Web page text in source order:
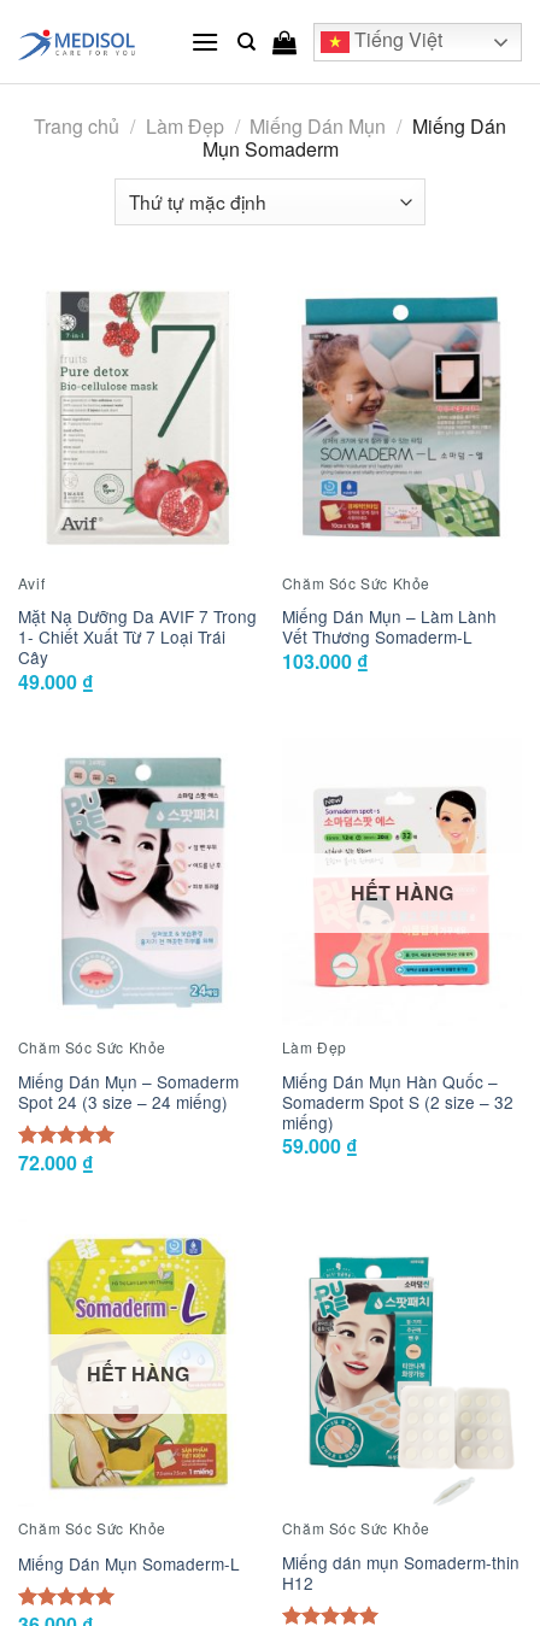
content
Tiếng Việt
Trang chủ / Làm Đẹp / Miếng Dán Mụn / Miếng Dán
Mụn Somaderm
Avif
Mặt Nạ Dưỡng Da AVIF 7 Trong
1- Chiết Xuất Từ 7 Loại Trái
Cây
49.000 ₫
Chăm Sóc Sức Khỏe
Miếng Dán Mụn – Làm Lành
Vết Thương Somaderm-L
103.000 ₫
Chăm Sóc Sức Khỏe
Miếng Dán Mụn – Somaderm
Spot 24 (3 size – 24 miếng)
Được xếp
72.000 ₫
HẾT HÀNG
Làm Đẹp
Miếng Dán Mụn Hàn Quốc –
Somaderm Spot S (2 size – 32
miếng)
59.000 ₫
HẾT HÀNG
Chăm Sóc Sức Khỏe
Miếng Dán Mụn Somaderm-L
Chăm Sóc Sức Khỏe
Miếng dán mụn Somaderm-thin
H12